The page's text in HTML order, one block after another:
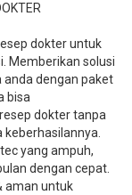
dokter untuk
Memberikan solusi
anda dengan paket
bisa
dokter tanpa
yang ampuh,
dengan cepat.
aman untuk